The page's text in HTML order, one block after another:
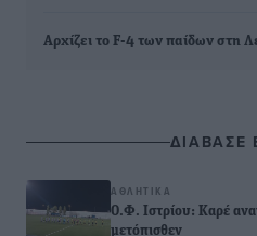
Αρχίζει το F-4 των παίδων στη
ΔΙΑΒΑΣΕ
ΑΘΛΗΤΙΚΆ
Ο.Φ. Ιστρίου: Καρέ
μετόπισθεν